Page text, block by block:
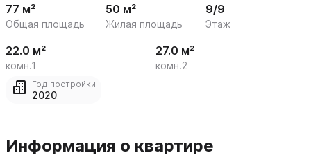
77 м²
Общая площадь
50 м²
Жилая площадь
9/9
Этаж
22.0 м²
комн.1
27.0 м²
комн.2
Год постройки
2020
Информация о квартире